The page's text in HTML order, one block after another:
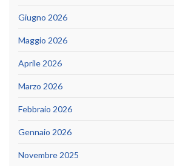
Giugno 2026
Maggio 2026
Aprile 2026
Marzo 2026
Febbraio 2026
Gennaio 2026
Novembre 2025